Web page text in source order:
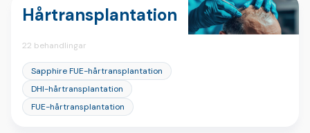
Hårtransplantation
22 behandlingar
Sapphire FUE-hårtransplantation
DHI-hårtransplantation
FUE-hårtransplantation